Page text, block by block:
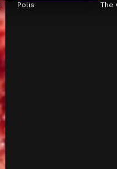
Polis The